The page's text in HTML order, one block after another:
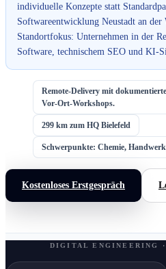
individuelle Konzepte statt
Softwareentwicklung Neustadt an der
Standortfokus: Unternehmen in der
Software, technischem SEO und KI-
Remote-Delivery mit
Vor-Ort-Workshops.
299 km zum HQ Bielefeld
Schwerpunkte: Chemie,
Kostenloses Erstgespräch
DIGITAL ENGINEERING